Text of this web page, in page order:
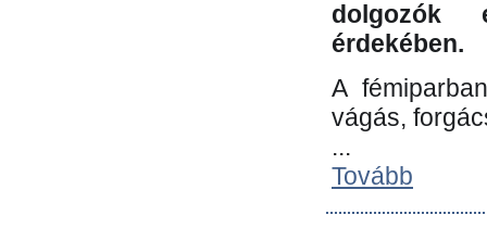
dolgozók
érdekében.
A
vágás,
...
Tovább